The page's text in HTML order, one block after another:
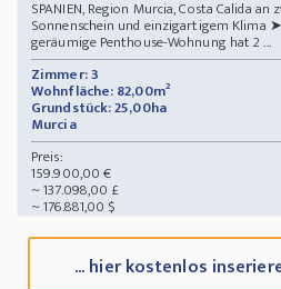
SPANIEN, Region Murcia, Costa Calida
Sonnenschein und einzigartigem Klima
geräumige Penthouse-Wohnung hat 2 ...
Zimmer: 3
Wohnfläche: 82,00m²
Grundstück: 25,00ha
Murcia
Preis:
159.900,00 €
~ 137.098,00 £
~ 176.881,00 $
... hier kostenlos